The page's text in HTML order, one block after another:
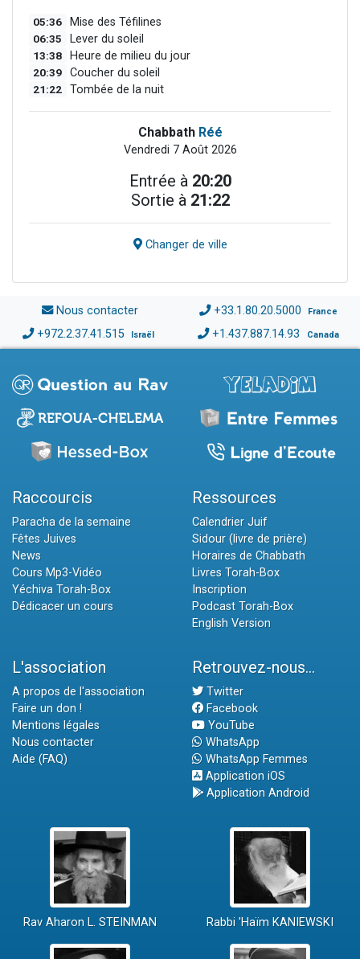
05:36 Mise des Téfilines
06:35 Lever du soleil
13:38 Heure de milieu du jour
20:39 Coucher du soleil
21:22 Tombée de la nuit
Chabbath Réé
Vendredi 7 Août 2026
Entrée à 20:20
Sortie à 21:22
Changer de ville
Nous contacter +33.1.80.20.5000 France
+972.2.37.41.515 Israël +1.437.887.14.93 Canada
Raccourcis
Paracha de la semaine
Fêtes Juives
News
Cours Mp3-Vidéo
Yéchiva Torah-Box
Dédicacer un cours
Ressources
Calendrier Juif
Sidour (livre de prière)
Horaires de Chabbath
Livres Torah-Box
Inscription
Podcast Torah-Box
English Version
L'association
A propos de l'association
Faire un don !
Mentions légales
Nous contacter
Aide (FAQ)
Retrouvez-nous...
Twitter
Facebook
YouTube
WhatsApp
WhatsApp Femmes
Application iOS
Application Android
Rav Aharon L. STEINMAN Rabbi 'Haïm KANIEWSKI